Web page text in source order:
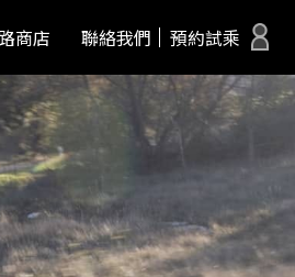
商店 聯絡我們 預約試乘